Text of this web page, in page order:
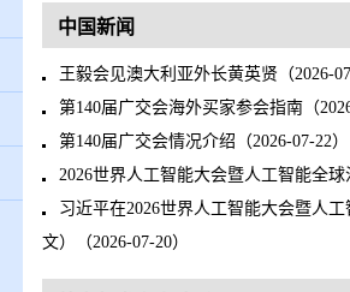
中国新闻
王毅会见澳大利亚外长黄英贤（2026-
第140届广交会海外买家参会指南（
第140届广交会情况介绍（2026-07-22）
2026世界人工智能大会暨人工智能全
习近平在2026世界人工智能大会暨人
文）（2026-07-20）